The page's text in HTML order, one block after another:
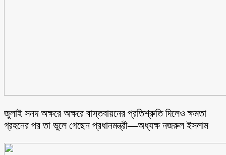
জুলাই সনদ অক্ষরে অক্ষরে বাস্তবায়নের প্রতিশ্রুতি দিলেও ক্ষমতা
গ্রহনের পর তা ভুলে গেছেন প্রধানমন্ত্রী—অধ্যক্ষ নজরুল ইসলাম